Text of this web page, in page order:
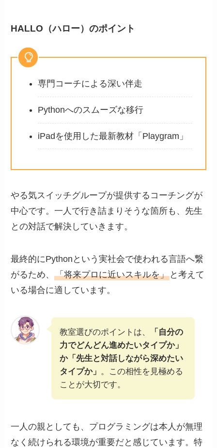
HALLO（ハロー）のポイント
専門コーチによる深い伴走
Pythonへのスムーズな移行
iPadを使用した最新教材「Playgram」
やる気スイッチグループが提供するコーチングが
中心です。一人で行き詰まりそうな箇所も、先生
との対話で解決していきます。
最終的にPythonという実社会で使われる言語へ繋
がるため、「将来プロに近いスキルを」 と考えて
いる場合に適しています。
教室選びのポイントは、
「自分の
力でどんどん進めたいタイプか」
か「先生と対話しながら深めたい
タイプか」 。この相性を見極める
ことが大切です。
一人の親としても、プログラミングは本人が無理
なく続けられる環境が重要だと感じています。特